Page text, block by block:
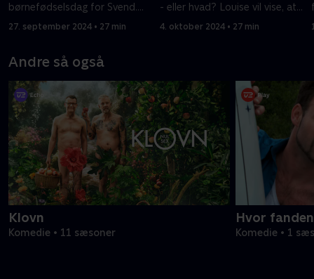
børnefødselsdag for Svend.
og Svends forventninger?
27. september 2024 • 27 min
- eller hvad? Louise vil vise, at
4. oktober 2024 • 27 min
Andre så også
Klovn
Komedie • 11 sæsoner
Hvor
Komedie • 1